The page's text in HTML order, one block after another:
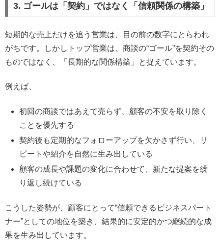
3. ゴールは「契約」ではなく「信頼関係の構築」
短期的な売上だけを追う営業は、目の前の数字にとらわれ
がちです。しかしトップ営業は、商談の“ゴール”を契約その
ものではなく、「長期的な関係構築」と捉えています。
例えば、
初回の商談ではあえて売らず、顧客の不安を取り除く
ことを優先する
契約後も定期的なフォローアップを欠かさず行い、リ
ピートや紹介を自然に生み出している
顧客の成長や課題の変化に合わせて、新たな提案を繰
り返し続けている
こうした姿勢が、顧客にとって“信頼できるビジネスパート
ナー”としての地位を築き、結果的に安定的かつ継続的な成
果を生み出しています。